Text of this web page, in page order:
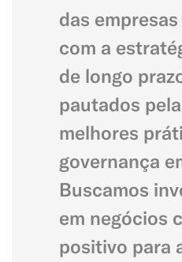
das
com a
de longo
pautados
melhores
governança
Buscamos
em negócios
positivo para